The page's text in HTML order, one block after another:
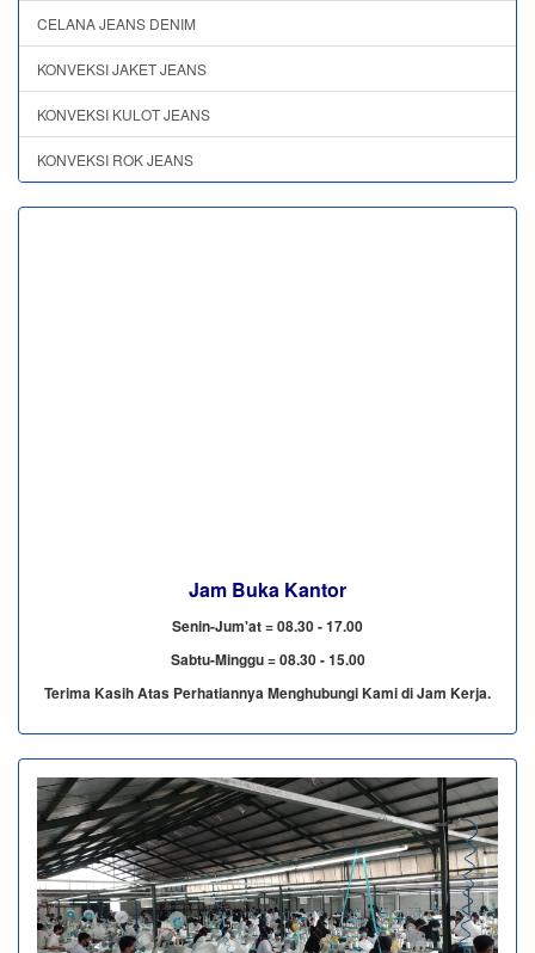
CELANA JEANS DENIM
KONVEKSI JAKET JEANS
KONVEKSI KULOT JEANS
KONVEKSI ROK JEANS
Jam Buka Kantor
Senin-Jum'at = 08.30 - 17.00
Sabtu-Minggu = 08.30 - 15.00
Terima Kasih Atas Perhatiannya Menghubungi Kami di Jam Kerja.